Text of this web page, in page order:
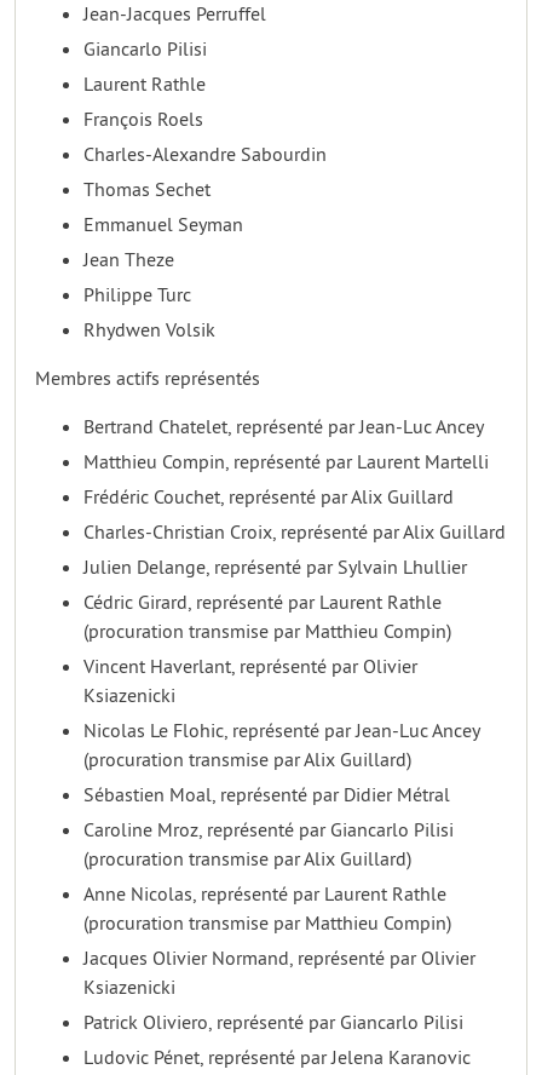
Jean-Jacques Perruffel
Giancarlo Pilisi
Laurent Rathle
François Roels
Charles-Alexandre Sabourdin
Thomas Sechet
Emmanuel Seyman
Jean Theze
Philippe Turc
Rhydwen Volsik
Membres actifs représentés
Bertrand Chatelet, représenté par Jean-Luc Ancey
Matthieu Compin, représenté par Laurent Martelli
Frédéric Couchet, représenté par Alix Guillard
Charles-Christian Croix, représenté par Alix Guillard
Julien Delange, représenté par Sylvain Lhullier
Cédric Girard, représenté par Laurent Rathle
(procuration transmise par Matthieu Compin)
Vincent Haverlant, représenté par Olivier
Ksiazenicki
Nicolas Le Flohic, représenté par Jean-Luc Ancey
(procuration transmise par Alix Guillard)
Sébastien Moal, représenté par Didier Métral
Caroline Mroz, représenté par Giancarlo Pilisi
(procuration transmise par Alix Guillard)
Anne Nicolas, représenté par Laurent Rathle
(procuration transmise par Matthieu Compin)
Jacques Olivier Normand, représenté par Olivier
Ksiazenicki
Patrick Oliviero, représenté par Giancarlo Pilisi
Ludovic Pénet, représenté par Jelena Karanovic